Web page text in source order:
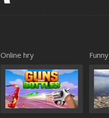
Online hry Funny